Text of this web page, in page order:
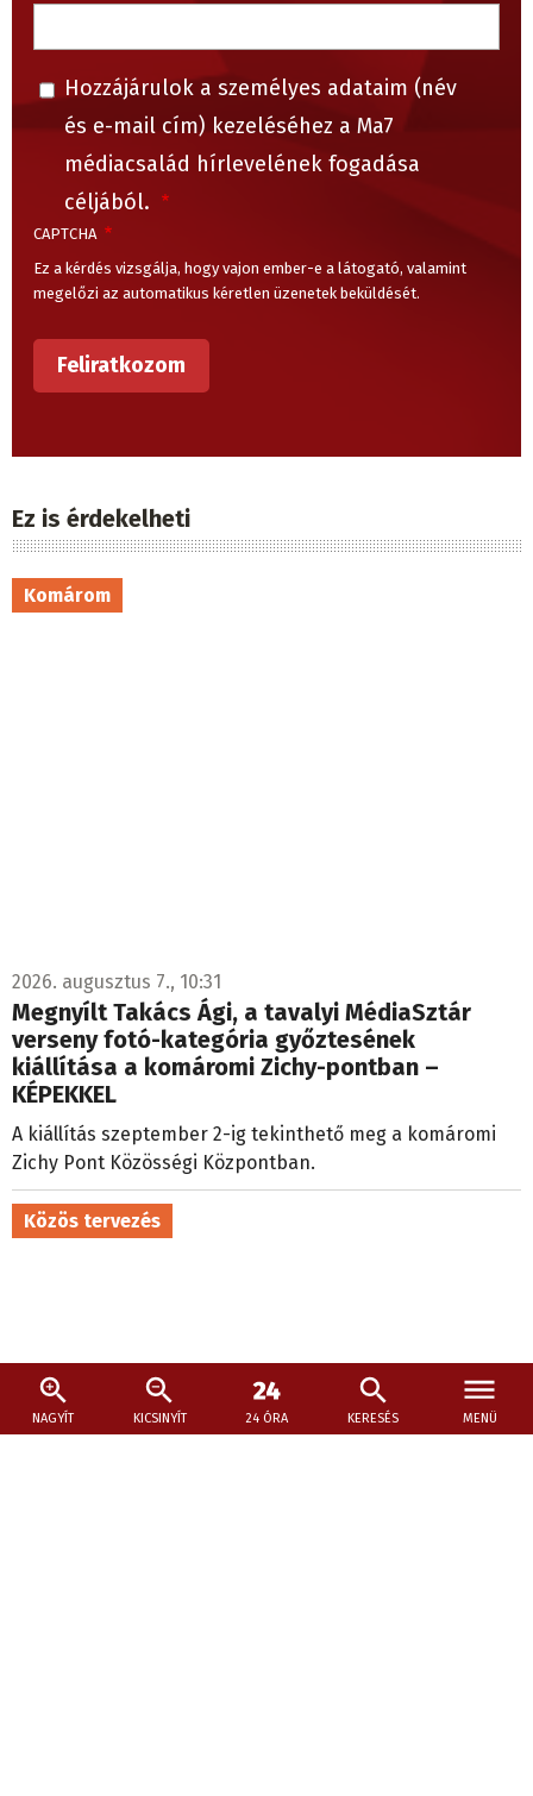
NAGYÍT KICSINYÍT 24 ÓRA KERESÉS MENÜ
Hozzájárulok a személyes adataim (név
és e-mail cím) kezeléséhez a Ma7
médiacsalád hírlevelének fogadása
céljából.
CAPTCHA
Ez a kérdés vizsgálja, hogy vajon ember-e a látogató, valamint
megelőzi az automatikus kéretlen üzenetek beküldését.
Ez is érdekelheti
Komárom
2026. augusztus 7., 10:31
Megnyílt Takács Ági, a tavalyi MédiaSztár
verseny fotó-kategória győztesének
kiállítása a komáromi Zichy-pontban –
KÉPEKKEL
A kiállítás szeptember 2-ig tekinthető meg a komáromi
Zichy Pont Közösségi Központban.
Közös tervezés